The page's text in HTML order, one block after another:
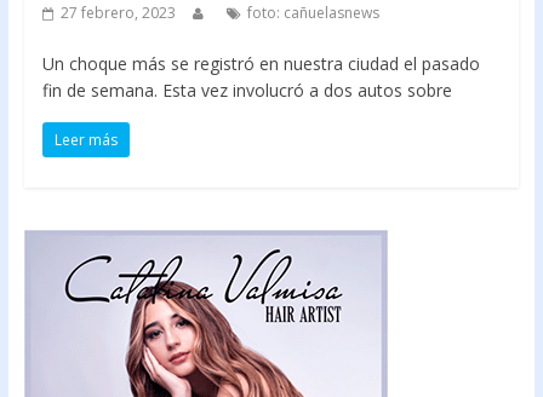
27 febrero, 2023 foto: cañuelasnews
Un choque más se registró en nuestra ciudad el pasado
fin de semana. Esta vez involucró a dos autos sobre
Leer más